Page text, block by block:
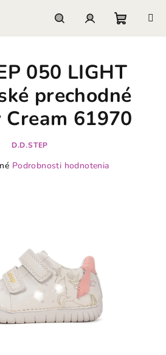
košík
050 LIGHT
prechodné
61970
D.D.STEP
Podrobnosti hodnotenia